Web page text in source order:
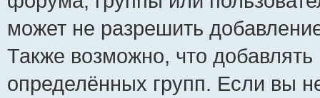
может не разрешить
Также возможно, что
определённых групп. Если вы